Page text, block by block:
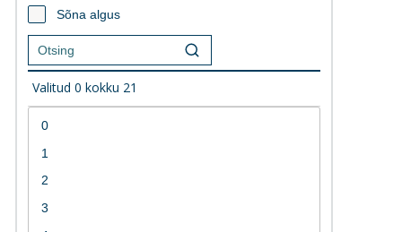
Sõna algus
Valitud 0 kokku 21